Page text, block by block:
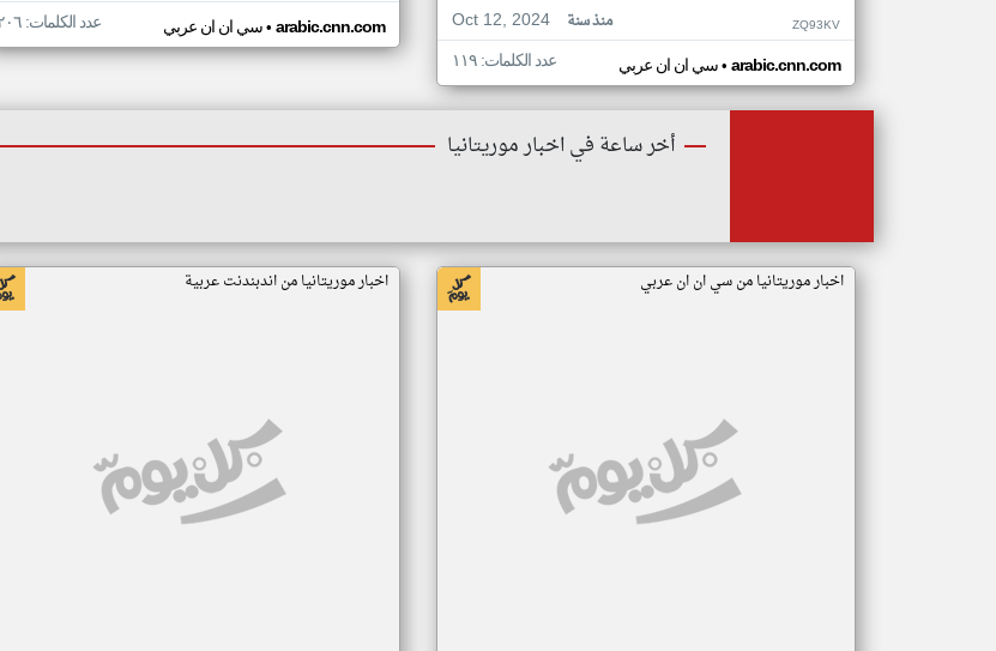
Oct 12, 2024
منذ سنة ZQ93KV
سي ان ان عربي• arabic.cnn.com عدد الكلمات: ١١٩
سي ان ان عربي• arabic.cnn.com عدد الكلمات: ٢٠٦
أخر ساعة في اخبار موريتانيا
اخبار موريتانيا من سي ان ان عربي اخبار موريتانيا من اندبندنت عربية